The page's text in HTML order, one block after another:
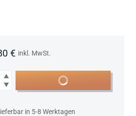
€ inkl. MwSt.
In den Warenkorb
in 5-8 Werktagen